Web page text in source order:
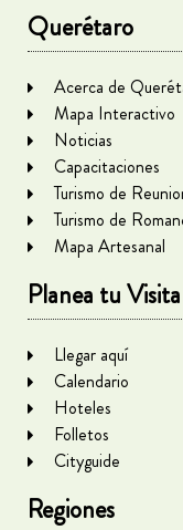
Querétaro
Acerca de
Mapa Interactivo
Noticias
Capacitaciones
Turismo de
Turismo de
Mapa Artesanal
Planea tu Visita
Llegar aquí
Calendario
Hoteles
Folletos
Cityguide
Regiones